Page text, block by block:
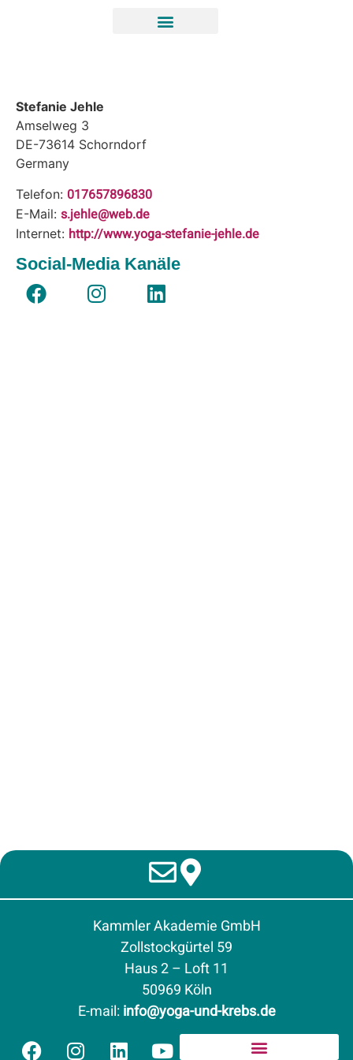
Stefanie Jehle
Amselweg 3
DE-73614 Schorndorf
Germany
Telefon: 017657896830
E-Mail: s.jehle@web.de
Internet: http://www.yoga-stefanie-jehle.de
Social-Media Kanäle
Kammler Akademie GmbH
Zollstockgürtel 59
Haus 2 – Loft 11
50969 Köln
E-mail:info@yoga-und-krebs.de